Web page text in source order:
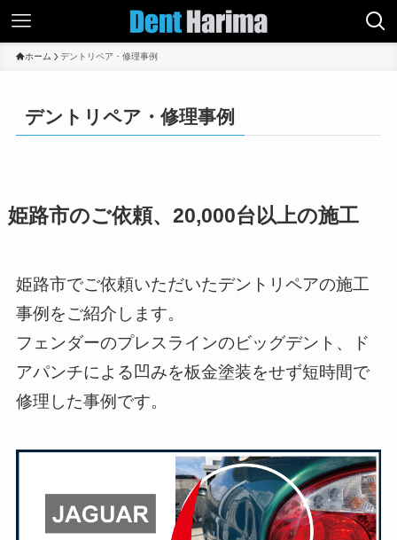
ホーム デントリペア・修理事例
デントリペア・修理事例
姫路市のご依頼、20,000台以上の施工
姫路市でご依頼いただいたデントリペアの施工
事例をご紹介します。
フェンダーのプレスラインのビッグデント、ド
アパンチによる凹みを板金塗装をせず短時間で
修理した事例です。